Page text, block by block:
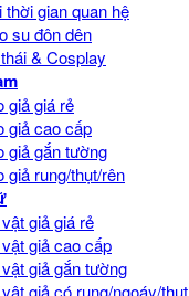
thời gian quan hệ
su đôn dên
& Cosplay
giả giá rẻ
giả cao cấp
giả gắn tường
giả rung/thụt/rên
giả giá rẻ
giả cao cấp
giả gắn tường
giả có rung/ngoáy/thụt